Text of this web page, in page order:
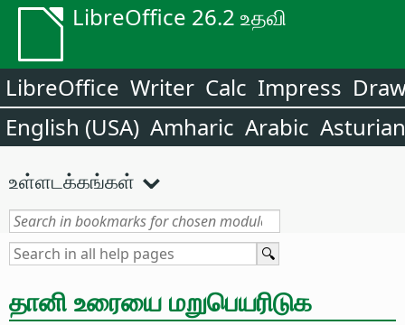
LibreOffice 26.2 உதவி
LibreOffice Writer Calc Impress
English (USA) Amharic Arabic Asturian
உள்ளடக்கங்கள்
தானி உரையை மறுபெயரிடுக